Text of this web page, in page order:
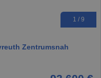
1 / 9
Zentrumsnah